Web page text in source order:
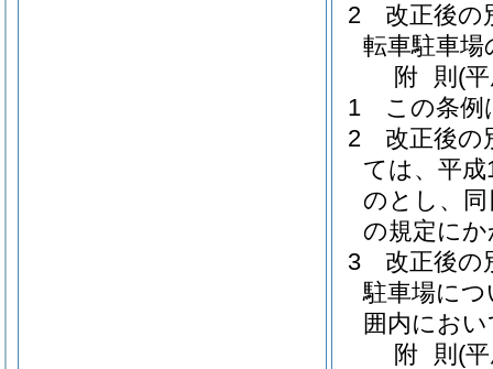
2
改正後の
転車駐車場
附 則 (
1
この条例
2
改正後の
ては、平
のとし、
の規定に
3
改正後の
駐車場に
囲内にお
附 則 (